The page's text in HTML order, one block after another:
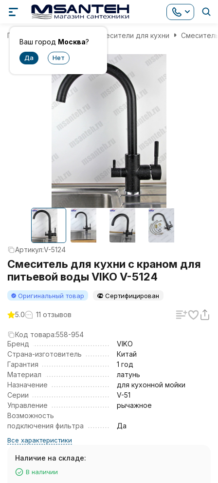
Ваш город Москва?
Главная Смесители для кухни
Артикул:V-5124
Смеситель для кухни с краном для
питьевой воды VIKO V-5124
Оригинальный товар Сертифицирован
5.0 11 отзывов
Код товара:558-954
Бренд
VIKO
Страна-изготовитель
Китай
Гарантия
1 год
Материал
латунь
Назначение
для кухонной мойки
Серии
V-51
Управление
рычажное
Возможность
подключения фильтра
Да
Все характеристики
Наличие на складе:
В наличии